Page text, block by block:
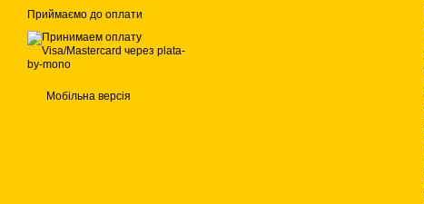
Приймаємо до оплати
Мобільна версія